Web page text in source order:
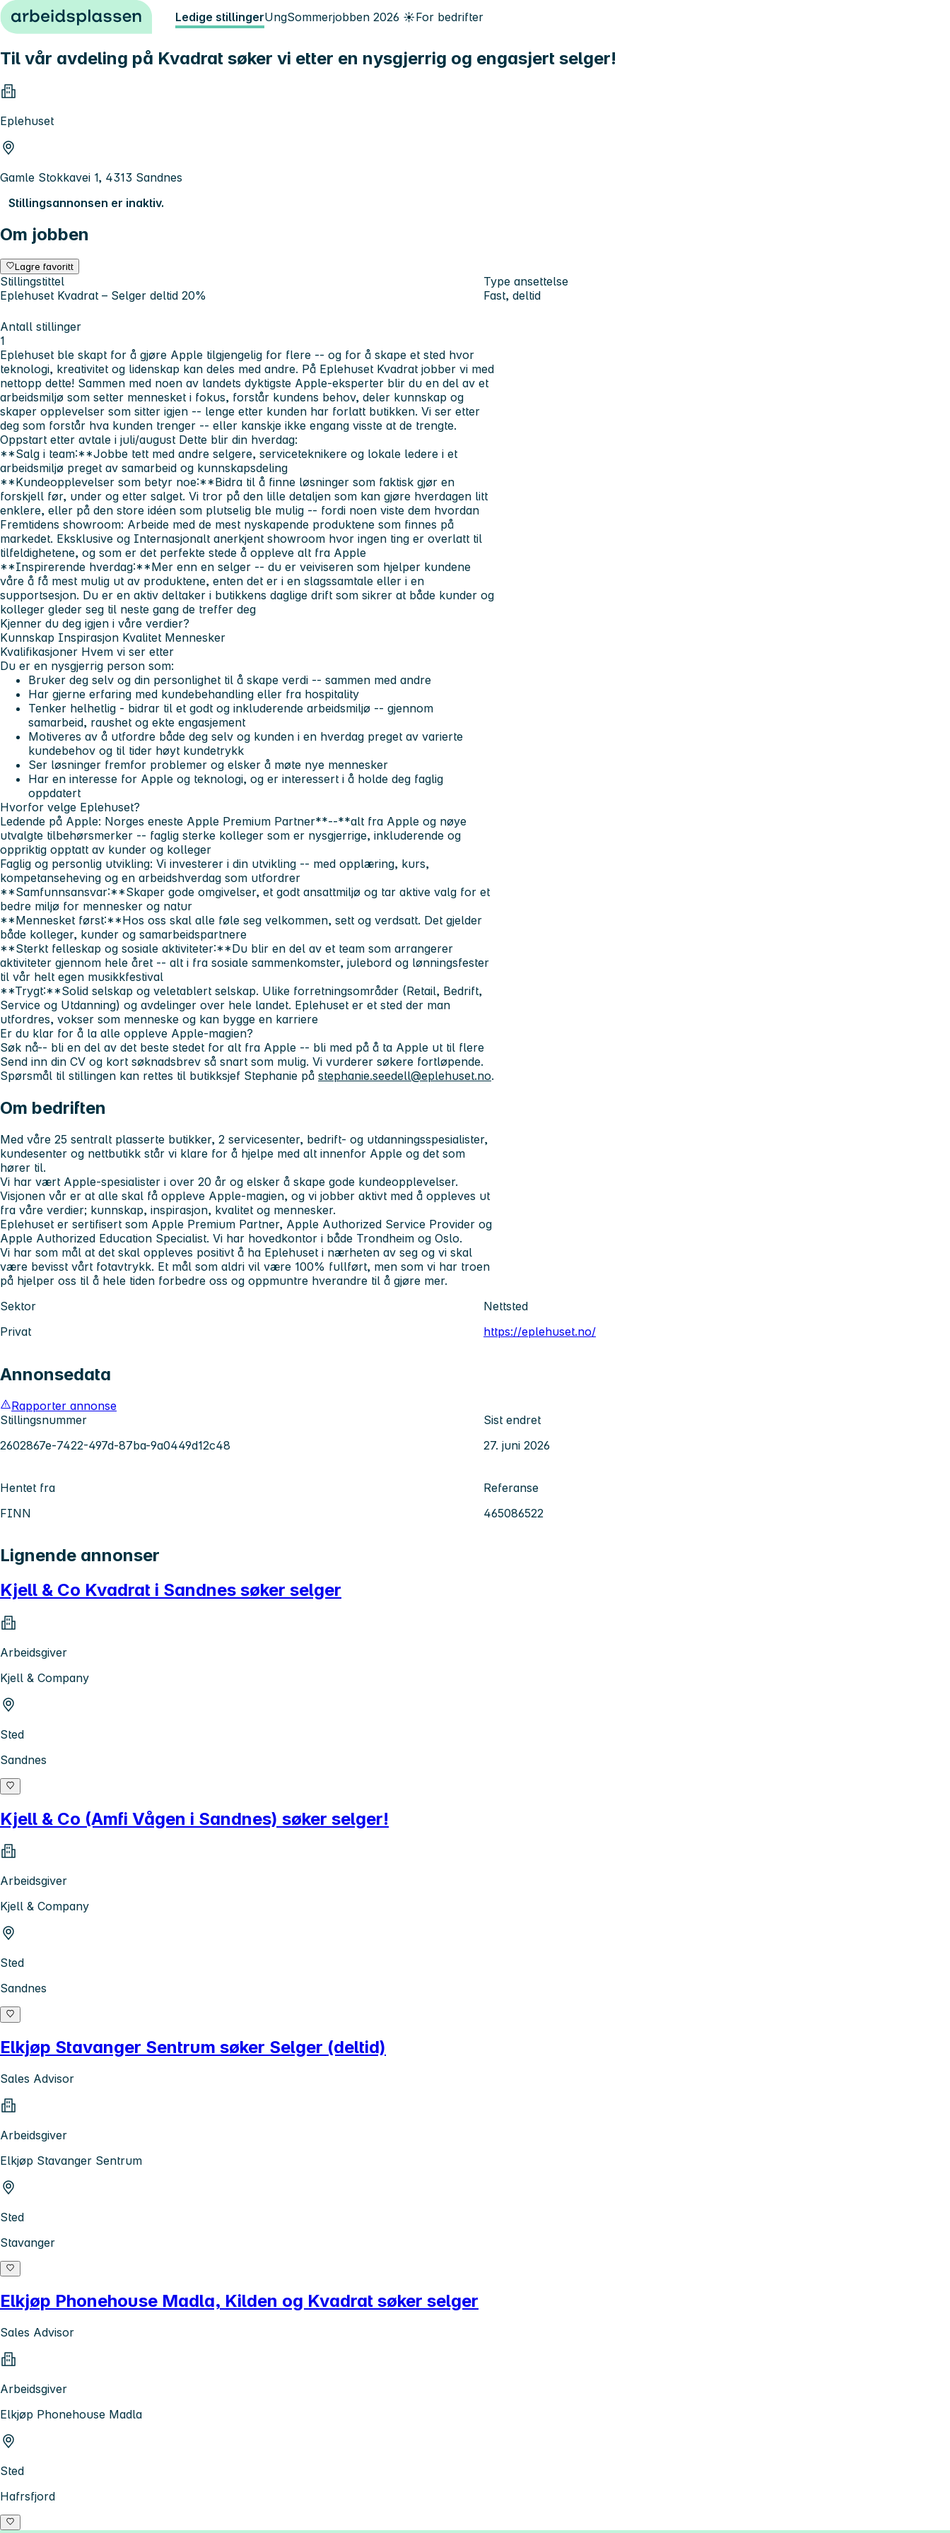
Hopp til innhold Ledige stillingerUngSommerjobben 2026 ☀️For bedrifter
Til vår avdeling på Kvadrat søker vi etter en nysgjerrig og engasjert selger!
Eplehuset
Gamle Stokkavei 1, 4313 Sandnes
Stillingsannonsen er inaktiv.
Om jobben
Lagre favoritt
Stillingstittel
Eplehuset Kvadrat – Selger deltid 20%
Type ansettelse
Fast, deltid
Antall stillinger
1
Eplehuset ble skapt for å gjøre Apple tilgjengelig for flere -- og for å skape et sted hvor
teknologi, kreativitet og lidenskap kan deles med andre. På Eplehuset Kvadrat jobber vi med
nettopp dette! Sammen med noen av landets dyktigste Apple-eksperter blir du en del av et
arbeidsmiljø som setter mennesket i fokus, forstår kundens behov, deler kunnskap og
skaper opplevelser som sitter igjen -- lenge etter kunden har forlatt butikken. Vi ser etter
deg som forstår hva kunden trenger -- eller kanskje ikke engang visste at de trengte.
Oppstart etter avtale i juli/august Dette blir din hverdag:
**Salg i team:**Jobbe tett med andre selgere, serviceteknikere og lokale ledere i et
arbeidsmiljø preget av samarbeid og kunnskapsdeling
**Kundeopplevelser som betyr noe:**Bidra til å finne løsninger som faktisk gjør en
forskjell før, under og etter salget. Vi tror på den lille detaljen som kan gjøre hverdagen litt
enklere, eller på den store idéen som plutselig ble mulig -- fordi noen viste dem hvordan
Fremtidens showroom: Arbeide med de mest nyskapende produktene som finnes på
markedet. Eksklusive og Internasjonalt anerkjent showroom hvor ingen ting er overlatt til
tilfeldighetene, og som er det perfekte stede å oppleve alt fra Apple
**Inspirerende hverdag:**Mer enn en selger -- du er veiviseren som hjelper kundene
våre å få mest mulig ut av produktene, enten det er i en slagssamtale eller i en
supportsesjon. Du er en aktiv deltaker i butikkens daglige drift som sikrer at både kunder og
kolleger gleder seg til neste gang de treffer deg
Kjenner du deg igjen i våre verdier?
Kunnskap Inspirasjon Kvalitet Mennesker
Kvalifikasjoner Hvem vi ser etter
Du er en nysgjerrig person som:
Bruker deg selv og din personlighet til å skape verdi -- sammen med andre
Har gjerne erfaring med kundebehandling eller fra hospitality
Tenker helhetlig - bidrar til et godt og inkluderende arbeidsmiljø -- gjennom
samarbeid, raushet og ekte engasjement
Motiveres av å utfordre både deg selv og kunden i en hverdag preget av varierte
kundebehov og til tider høyt kundetrykk
Ser løsninger fremfor problemer og elsker å møte nye mennesker
Har en interesse for Apple og teknologi, og er interessert i å holde deg faglig
oppdatert
Hvorfor velge Eplehuset?
Ledende på Apple: Norges eneste Apple Premium Partner**--**alt fra Apple og nøye
utvalgte tilbehørsmerker -- faglig sterke kolleger som er nysgjerrige, inkluderende og
oppriktig opptatt av kunder og kolleger
Faglig og personlig utvikling: Vi investerer i din utvikling -- med opplæring, kurs,
kompetanseheving og en arbeidshverdag som utfordrer
**Samfunnsansvar:**Skaper gode omgivelser, et godt ansattmiljø og tar aktive valg for et
bedre miljø for mennesker og natur
**Mennesket først:**Hos oss skal alle føle seg velkommen, sett og verdsatt. Det gjelder
både kolleger, kunder og samarbeidspartnere
**Sterkt felleskap og sosiale aktiviteter:**Du blir en del av et team som arrangerer
aktiviteter gjennom hele året -- alt i fra sosiale sammenkomster, julebord og lønningsfester
til vår helt egen musikkfestival
**Trygt:**Solid selskap og veletablert selskap. Ulike forretningsområder (Retail, Bedrift,
Service og Utdanning) og avdelinger over hele landet. Eplehuset er et sted der man
utfordres, vokser som menneske og kan bygge en karriere
Er du klar for å la alle oppleve Apple-magien?
Søk nå-- bli en del av det beste stedet for alt fra Apple -- bli med på å ta Apple ut til flere
Send inn din CV og kort søknadsbrev så snart som mulig. Vi vurderer søkere fortløpende.
Spørsmål til stillingen kan rettes til butikksjef Stephanie på stephanie.seedell@eplehuset.no.
Om bedriften
Med våre 25 sentralt plasserte butikker, 2 servicesenter, bedrift- og utdanningsspesialister,
kundesenter og nettbutikk står vi klare for å hjelpe med alt innenfor Apple og det som
hører til.
Vi har vært Apple-spesialister i over 20 år og elsker å skape gode kundeopplevelser.
Visjonen vår er at alle skal få oppleve Apple-magien, og vi jobber aktivt med å oppleves ut
fra våre verdier; kunnskap, inspirasjon, kvalitet og mennesker.
Eplehuset er sertifisert som Apple Premium Partner, Apple Authorized Service Provider og
Apple Authorized Education Specialist. Vi har hovedkontor i både Trondheim og Oslo.
Vi har som mål at det skal oppleves positivt å ha Eplehuset i nærheten av seg og vi skal
være bevisst vårt fotavtrykk. Et mål som aldri vil være 100% fullført, men som vi har troen
på hjelper oss til å hele tiden forbedre oss og oppmuntre hverandre til å gjøre mer.
Sektor
Privat
Nettsted
https://eplehuset.no/
Annonsedata
Rapporter annonse
Stillingsnummer
2602867e-7422-497d-87ba-9a0449d12c48
Sist endret
27. juni 2026
Hentet fra
FINN
Referanse
465086522
Lignende annonser
Kjell & Co Kvadrat i Sandnes søker selger
Arbeidsgiver
Kjell & Company
Sted
Sandnes
Kjell & Co (Amfi Vågen i Sandnes) søker selger!
Arbeidsgiver
Kjell & Company
Sted
Sandnes
Elkjøp Stavanger Sentrum søker Selger (deltid)
Sales Advisor
Arbeidsgiver
Elkjøp Stavanger Sentrum
Sted
Stavanger
Elkjøp Phonehouse Madla, Kilden og Kvadrat søker selger
Sales Advisor
Arbeidsgiver
Elkjøp Phonehouse Madla
Sted
Hafrsfjord